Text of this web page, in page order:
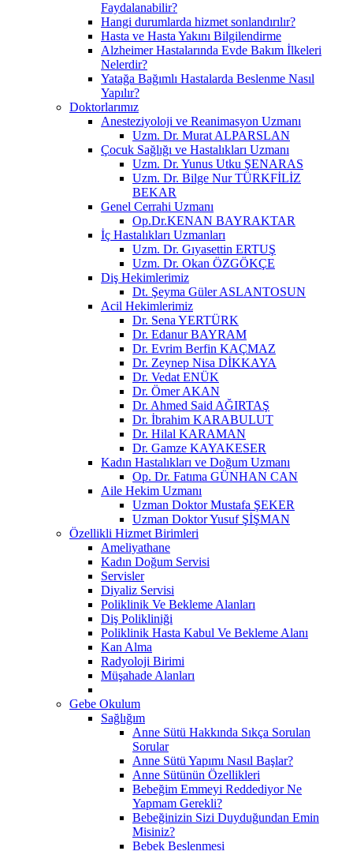
Faydalanabilir?
Hangi durumlarda hizmet sonlandırılır?
Hasta ve Hasta Yakını Bilgilendirme
Alzheimer Hastalarında Evde Bakım İlkeleri
Nelerdir?
Yatağa Bağımlı Hastalarda Beslenme Nasıl
Yapılır?
Doktorlarımız
Anesteziyoloji ve Reanimasyon Uzmanı
Uzm. Dr. Murat ALPARSLAN
Çocuk Sağlığı ve Hastalıkları Uzmanı
Uzm. Dr. Yunus Utku ŞENARAS
Uzm. Dr. Bilge Nur TÜRKFİLİZ
BEKAR
Genel Cerrahi Uzmanı
Op.Dr.KENAN BAYRAKTAR
İç Hastalıkları Uzmanları
Uzm. Dr. Gıyasettin ERTUŞ
Uzm. Dr. Okan ÖZGÖKÇE
Diş Hekimlerimiz
Dt. Şeyma Güler ASLANTOSUN
Acil Hekimlerimiz
Dr. Sena YERTÜRK
Dr. Edanur BAYRAM
Dr. Evrim Berfin KAÇMAZ
Dr. Zeynep Nisa DİKKAYA
Dr. Vedat ENÜK
Dr. Ömer AKAN
Dr. Ahmed Said AĞIRTAŞ
Dr. İbrahim KARABULUT
Dr. Hilal KARAMAN
Dr. Gamze KAYAKESER
Kadın Hastalıkları ve Doğum Uzmanı
Op. Dr. Fatıma GÜNHAN CAN
Aile Hekim Uzmanı
Uzman Doktor Mustafa ŞEKER
Uzman Doktor Yusuf ŞİŞMAN
Özellikli Hizmet Birimleri
Ameliyathane
Kadın Doğum Servisi
Servisler
Diyaliz Servisi
Poliklinik Ve Bekleme Alanları
Diş Polikliniği
Poliklinik Hasta Kabul Ve Bekleme Alanı
Kan Alma
Radyoloji Birimi
Müşahade Alanları
Gebe Okulum
Sağlığım
Anne Sütü Hakkında Sıkça Sorulan
Sorular
Anne Sütü Yapımı Nasıl Başlar?
Anne Sütünün Özellikleri
Bebeğim Emmeyi Reddediyor Ne
Yapmam Gerekli?
Bebeğinizin Sizi Duyduğundan Emin
Misiniz?
Bebek Beslenmesi